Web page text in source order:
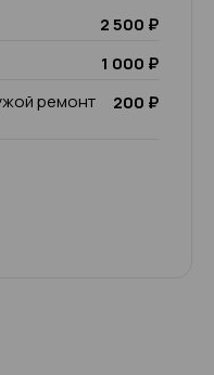
2 500 ₽
1 000 ₽
ремонт
200 ₽